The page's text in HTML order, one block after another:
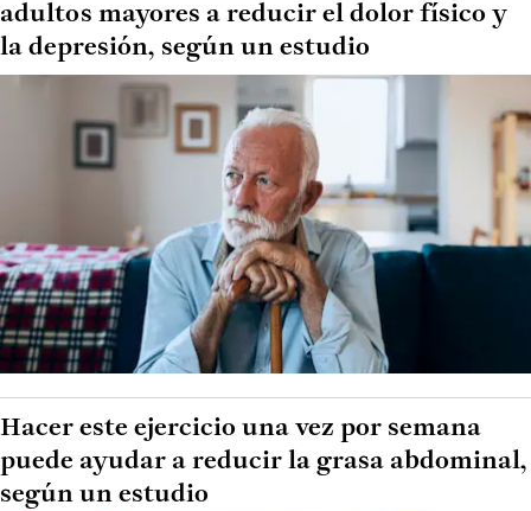
adultos mayores a reducir el dolor físico y
la depresión, según un estudio
Hacer este ejercicio una vez por semana
puede ayudar a reducir la grasa abdominal,
según un estudio